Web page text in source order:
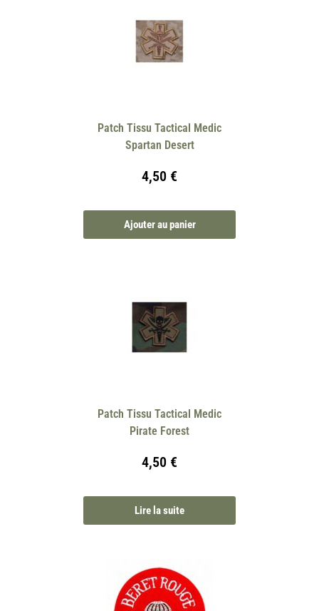
Patch Tissu Tactical Medic
Spartan Desert
4,50 €
Ajouter au panier
Patch Tissu Tactical Medic
Pirate Forest
4,50 €
Lire la suite